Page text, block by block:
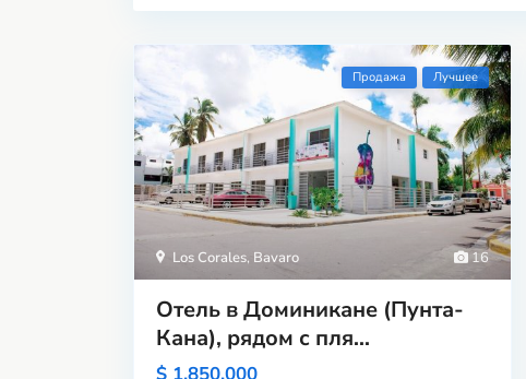
16
Los Corales, Bavaro
Продажа Лучшее
Отель в Доминикане (Пунта-
Кана), рядом с пля...